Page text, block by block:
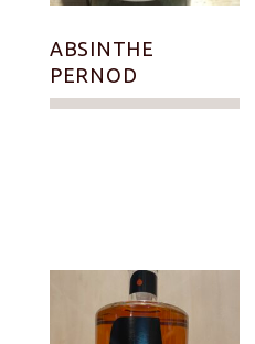
ABSINTHE
PERNOD